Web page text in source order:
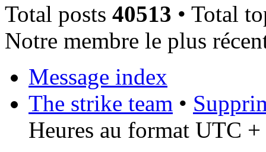
Total posts 40513 • Total
Notre membre le plus
Message index
The strike team •
Heures au format UTC